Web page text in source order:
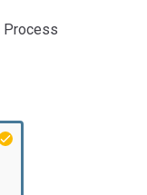
Process